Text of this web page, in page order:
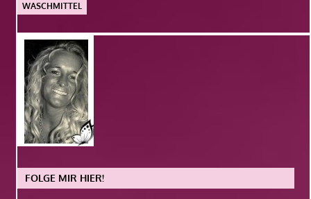
WASCHMITTEL
FOLGE MIR HIER!